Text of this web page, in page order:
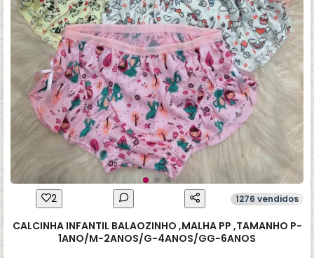
2 1276 vendidos
CALCINHA INFANTIL BALAOZINHO ,MALHA PP ,TAMANHO P-
1ANO/M-2ANOS/G-4ANOS/GG-6ANOS